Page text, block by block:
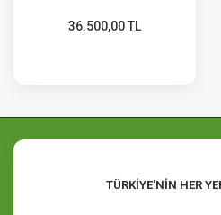
36.500,00 TL
TÜRKİYE'NİN HER